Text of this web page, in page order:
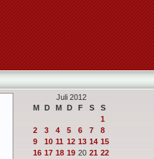
Juli 2012
M D M D F S
S
1
2
3 4 5 6 7
8
9
10 11 12 13 14 15
16 17 18 19 20 21 22